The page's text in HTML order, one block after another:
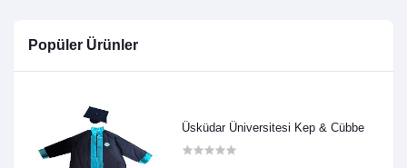
Popüler Ürünler
Üsküdar Üniversitesi Kep & Cübbe